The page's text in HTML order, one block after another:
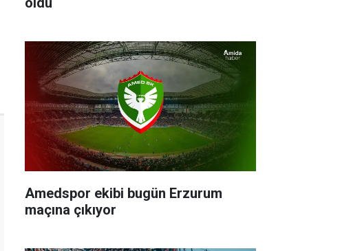
Amedspor ekibi bugün Erzurum
maçına çıkıyor